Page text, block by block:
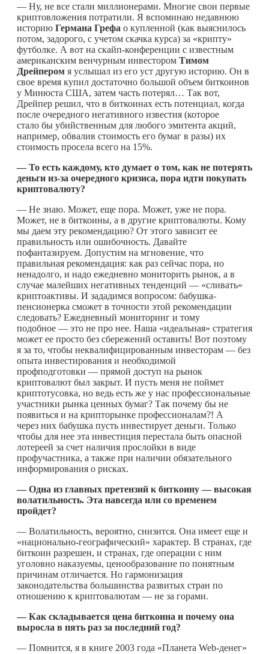
— Ну, не все стали миллионерами. Многие свои первые
криптовложения потратили. Я вспоминаю недавнюю
историю Германа Грефа о купленной (как выяснилось
потом, задорого, с учетом скачка курса) за «крипту»
футболке. А вот на скайп-конференции с известным
американским венчурным инвестором Тимом
Дрейпером я услышал из его уст другую историю. Он в
свое время купил достаточно большой объем биткоинов
у Минюста США, затем часть потерял… Так вот,
Дрейпер решил, что в биткоинах есть потенциал, когда
после очередного негативного известия (которое
стало бы убийственным для любого эмитента акций,
например, обвалив стоимость его бумаг в разы) их
стоимость просела всего на 15%.
— То есть каждому, кто думает о том, как не потерять
деньги из-за очередного кризиса, пора идти покупать
криптовалюту?
— Не знаю. Может, еще пора. Может, уже не пора.
Может, не в биткоины, а в другие криптовалюты. Кому
мы даем эту рекомендацию? От этого зависит ее
правильность или ошибочность. Давайте
пофантазируем. Допустим на мгновение, что
правильная рекомендация: как раз сейчас пора, но
ненадолго, и надо ежедневно мониторить рынок, а в
случае малейших негативных тенденций — «сливать»
криптоактивы. И зададимся вопросом: бабушка-
пенсионерка сможет в точности этой рекомендации
следовать? Ежедневный мониторинг и тому
подобное — это не про нее. Наша «идеальная» стратегия
может ее просто без сбережений оставить! Вот поэтому
я за то, чтобы неквалифицированным инвесторам — без
опыта инвестирования и необходимой
профподготовки — прямой доступ на рынок
криптовалют был закрыт. И пусть меня не поймет
криптотусовка, но ведь есть же у нас профессиональные
участники рынка ценных бумаг? Так почему бы не
появиться и на крипторынке профессионалам?! А
через них бабушка пусть инвестирует деньги. Только
чтобы для нее эта инвестиция перестала быть опасной
лотереей за счет наличия прослойки в виде
профучастника, а также при наличии обязательного
информирования о рисках.
— Одна из главных претензий к биткоину — высокая
волатильность. Эта навсегда или со временем
пройдет?
— Волатильность, вероятно, снизится. Она имеет еще и
«национально-географический» характер. В странах, где
биткоин разрешен, и странах, где операции с ним
уголовно наказуемы, ценообразование по понятным
причинам отличается. Но гармонизация
законодательства большинства развитых стран по
отношению к криптовалютам — не за горами.
— Как складывается цена биткоина и почему она
выросла в пять раз за последний год?
— Помнится, я в книге 2003 года «Планета Web-денег»